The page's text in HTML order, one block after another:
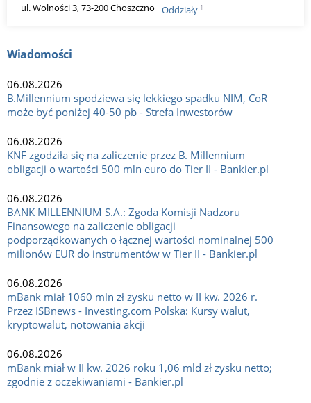
ul. Wolności 3, 73-200 Choszczno
Oddziały 1
Wiadomości
06.08.2026
B.Millennium spodziewa się lekkiego spadku NIM, CoR
może być poniżej 40-50 pb - Strefa Inwestorów
06.08.2026
KNF zgodziła się na zaliczenie przez B. Millennium
obligacji o wartości 500 mln euro do Tier II - Bankier.pl
06.08.2026
BANK MILLENNIUM S.A.: Zgoda Komisji Nadzoru
Finansowego na zaliczenie obligacji
podporządkowanych o łącznej wartości nominalnej 500
milionów EUR do instrumentów w Tier II - Bankier.pl
06.08.2026
mBank miał 1060 mln zł zysku netto w II kw. 2026 r.
Przez ISBnews - Investing.com Polska: Kursy walut,
kryptowalut, notowania akcji
06.08.2026
mBank miał w II kw. 2026 roku 1,06 mld zł zysku netto;
zgodnie z oczekiwaniami - Bankier.pl